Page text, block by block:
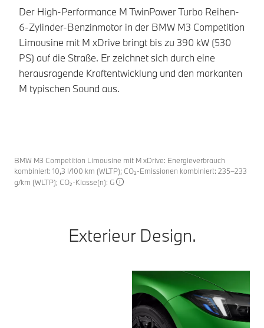
Der High-Performance M TwinPower Turbo Reihen-
6-Zylinder-Benzinmotor in der BMW M3 Competition
Limousine mit M xDrive bringt bis zu 390 kW (530
PS) auf die Straße. Er zeichnet sich durch eine
herausragende Kraftentwicklung und den markanten
M typischen Sound aus.
BMW M3 Competition Limousine mit M xDrive: Energieverbrauch
kombiniert: 10,3 l/100 km (WLTP); CO₂-Emissionen kombiniert: 235–233
g/km (WLTP); CO₂-Klasse(n): G
Exterieur Design.